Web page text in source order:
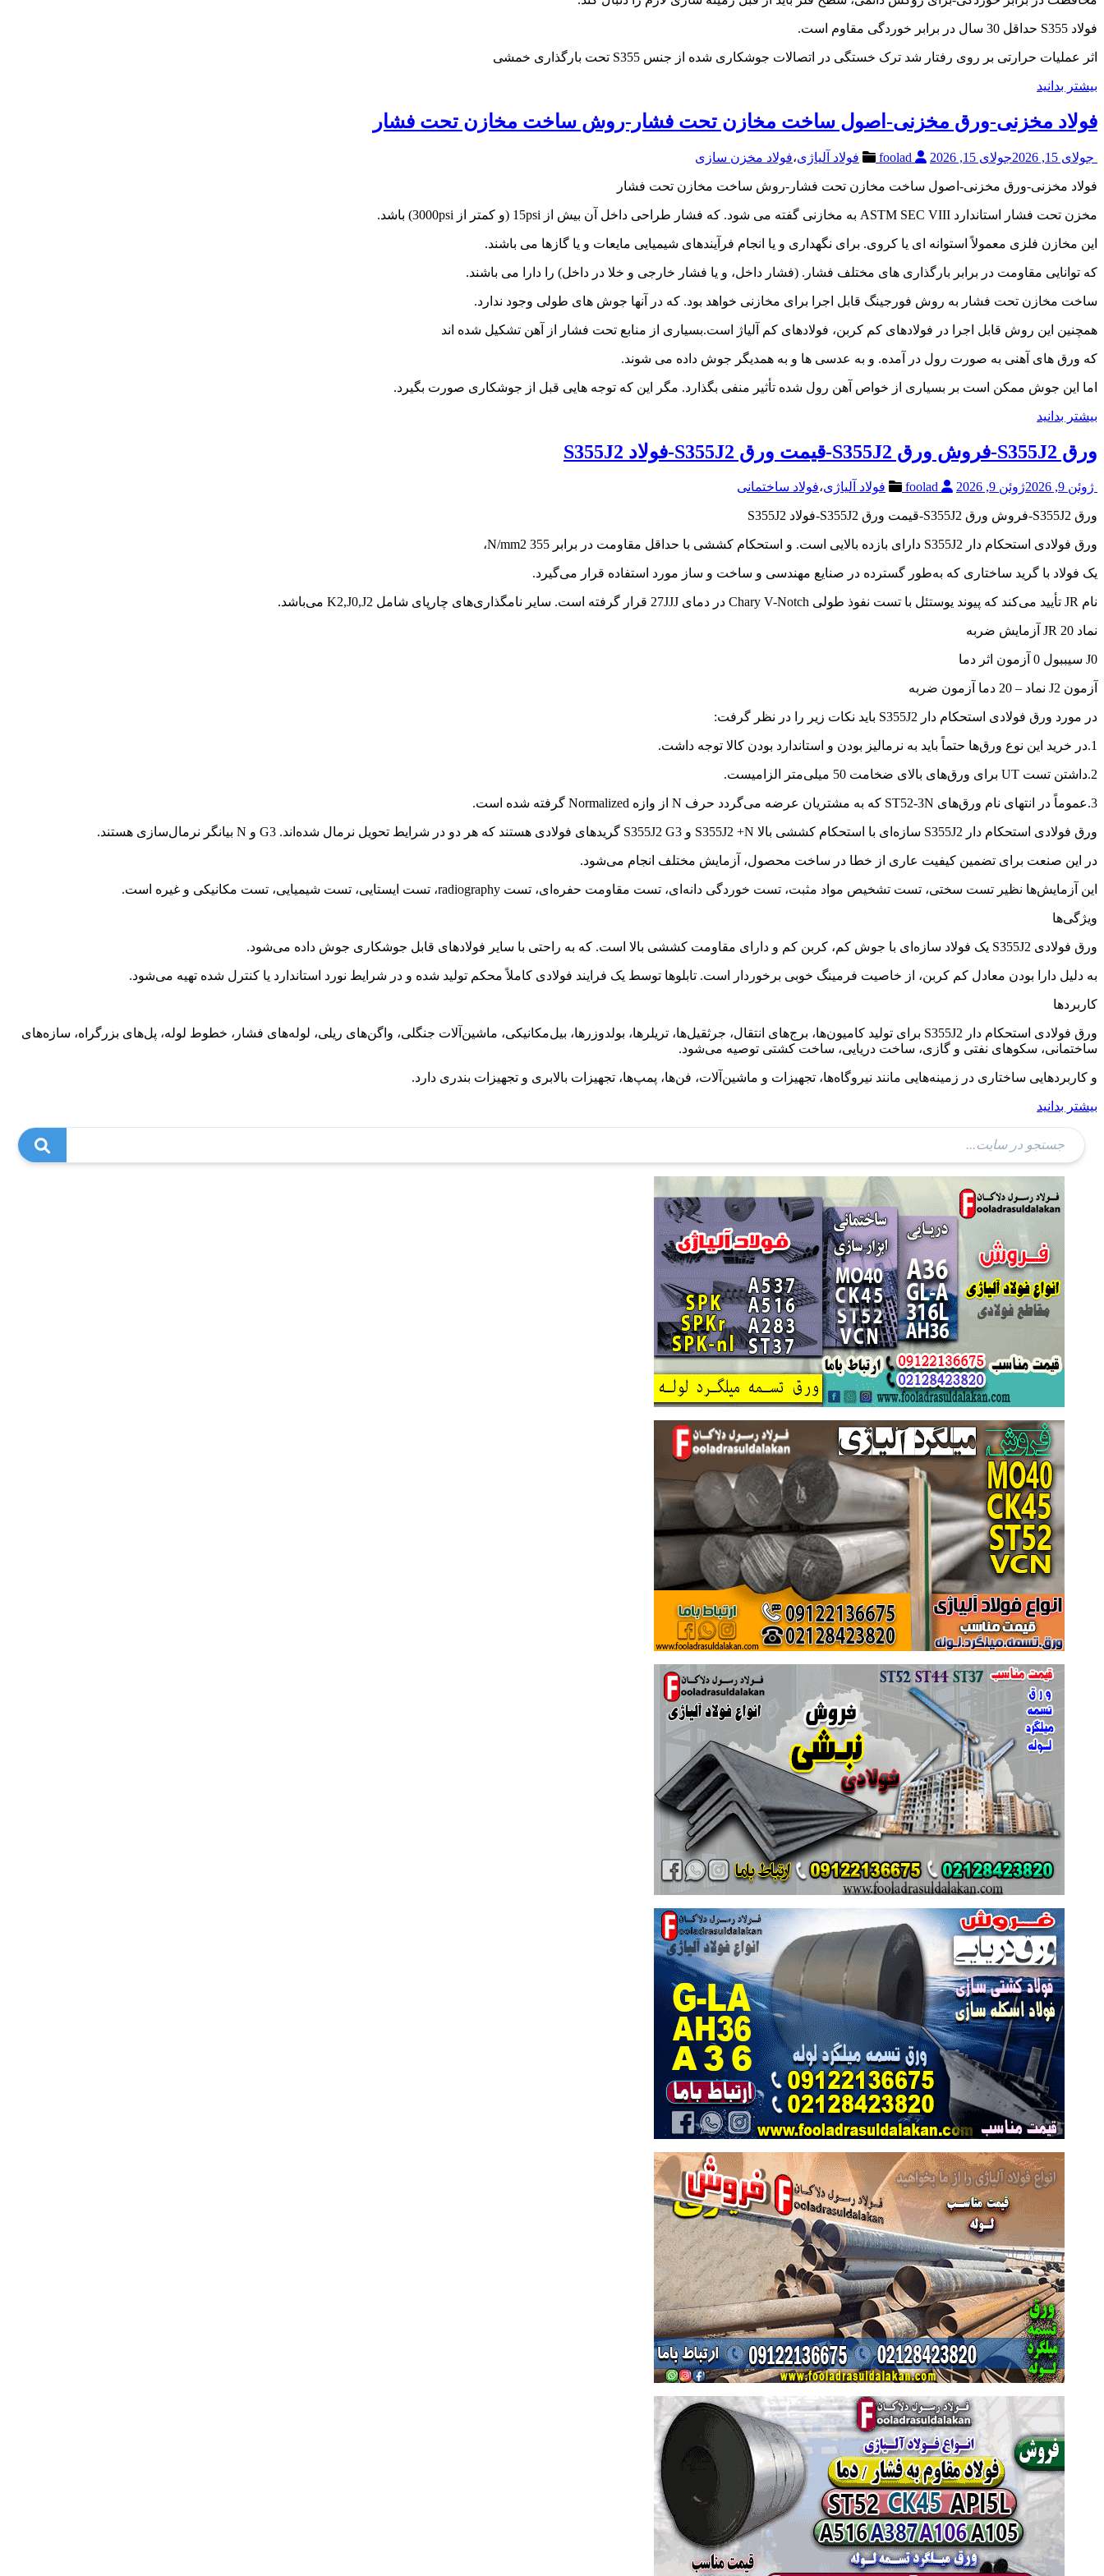
فولاد S355 حداقل 30 سال در برابر خوردگی مقاوم است.
اثر عملیات حرارتی بر روی رفتار شد ترک خستگی در اتصالات جوشکاری شده از جنس S355 تحت بارگذاری خمشی
بیشتر بدانید
فولاد مخزنی-ورق مخزنی-اصول ساخت مخازن تحت فشار-روش ساخت مخازن تحت فشار
جولای 15, 2026 جولای 15, 2026 فولاد آلیاژی،فولاد مخزن سازی
فولاد مخزنی-ورق مخزنی-اصول ساخت مخازن تحت فشار-روش ساخت مخازن تحت فشار
مخزن تحت فشار استاندارد ASTM SEC VIII به مخازنی گفته می شود. که فشار طراحی داخل آن بیش از 15psi (و کمتر از 3000psi) باشد.
این مخازن فلزی معمولاً استوانه ای یا کروی. برای نگهداری و یا انجام فرآیندهای شیمیایی مایعات و یا گازها می باشند.
که توانایی مقاومت در برابر بارگذاری های مختلف فشار. (فشار داخل، و یا فشار خارجی و خلا در داخل) را دارا می باشند.
ساخت مخازن تحت فشار به روش فورجینگ قابل اجرا برای مخازنی خواهد بود. که در آنها جوش های طولی وجود ندارد.
همچنین این روش قابل اجرا در فولادهای کم کربن، فولادهای کم آلیاژ است.بسیاری از منابع تحت فشار از آهن تشکیل شده اند
که ورق های آهنی به صورت رول در آمده. و به عدسی ها و به همدیگر جوش داده می شوند.
اما این جوش ممکن است بر بسیاری از خواص آهن رول شده تأثیر منفی بگذارد. مگر این که توجه هایی قبل از جوشکاری صورت بگیرد.
بیشتر بدانید
ورق S355J2-فروش ورق S355J2-قیمت ورق S355J2-فولاد S355J2
ژوئن 9, 2026 ژوئن 9, 2026 فولاد آلیاژی،فولاد ساختمانی
ورق S355J2-فروش ورق S355J2-قیمت ورق S355J2-فولاد S355J2
ورق فولادی استحکام دار S355J2 دارای بازده بالایی است. و استحکام کششی با حداقل مقاومت در برابر N/mm2 355،
یک فولاد با گرید ساختاری که به‌طور گسترده در صنایع مهندسی و ساخت و ساز مورد استفاده قرار می‌گیرد.
نام JR تأیید می‌کند که پیوند یوستئل با تست نفوذ طولی Chary V-Notch در دمای 27JJJ قرار گرفته است. سایر نامگذاری‌های چارپای شامل K2,J0,J2 می‌باشد.
نماد JR 20 آزمایش ضربه
J0 سیببول 0 آزمون اثر دما
آزمون J2 نماد – 20 دما آزمون ضربه
در مورد ورق فولادی استحکام دار S355J2 باید نکات زیر را در نظر گرفت:
1.در خرید این نوع ورق‌ها حتماً باید به نرمالیز بودن و استاندارد بودن کالا توجه داشت.
2.داشتن تست UT برای ورق‌های بالای ضخامت 50 میلی‌متر الزامیست.
3.عموماً در انتهای نام ورق‌های ST52-3N که به مشتریان عرضه می‌گردد حرف N از وازه Normalized گرفته شده است.
ورق فولادی استحکام دار S355J2 سازه‌ای با استحکام کششی بالا S355J2 +N و S355J2 G3 گریدهای فولادی هستند که هر دو در شرایط تحویل نرمال شده‌اند. G3 و N بیانگر نرمال‌سازی هستند.
در این صنعت برای تضمین کیفیت عاری از خطا در ساخت محصول، آزمایش مختلف انجام می‌شود.
این آزمایش‌ها نظیر تست سختی، تست تشخیص مواد مثبت، تست خوردگی دانه‌ای، تست مقاومت حفره‌ای، تست radiography، تست ایستایی، تست شیمیایی، تست مکانیکی و غیره است.
ویژگی‌ها
ورق فولادی S355J2 یک فولاد سازه‌ای با جوش کم، کربن کم و دارای مقاومت کششی بالا است. که به راحتی با سایر فولادهای قابل جوشکاری جوش داده می‌شود.
به دلیل دارا بودن معادل کم کربن، از خاصیت فرمینگ خوبی برخوردار است. تابلوها توسط یک فرایند فولادی کاملاً محکم تولید شده و در شرایط نورد استاندارد یا کنترل شده تهیه می‌شود.
کاربردها
ورق فولادی استحکام دار S355J2 برای تولید کامیون‌ها، برج‌های انتقال، جرثقیل‌ها، تریلرها‌، بولدوزرها، بیل‌مکانیکی، ماشین‌آلات جنگلی، واگن‌های ریلی، لوله‌های فشار، خطوط لوله، پل‌های بزرگراه، سازه‌های
ساختمانی، سکوهای نفتی و گازی، ساخت دریایی، ساخت کشتی توصیه می‌شود.
و کاربردهایی ساختاری در زمینه‌هایی مانند نیروگاه‌ها، تجهیزات و ماشین‌آلات، فن‌ها، پمپ‌ها، تجهیزات بالابری و تجهیزات بندری دارد.
بیشتر بدانید